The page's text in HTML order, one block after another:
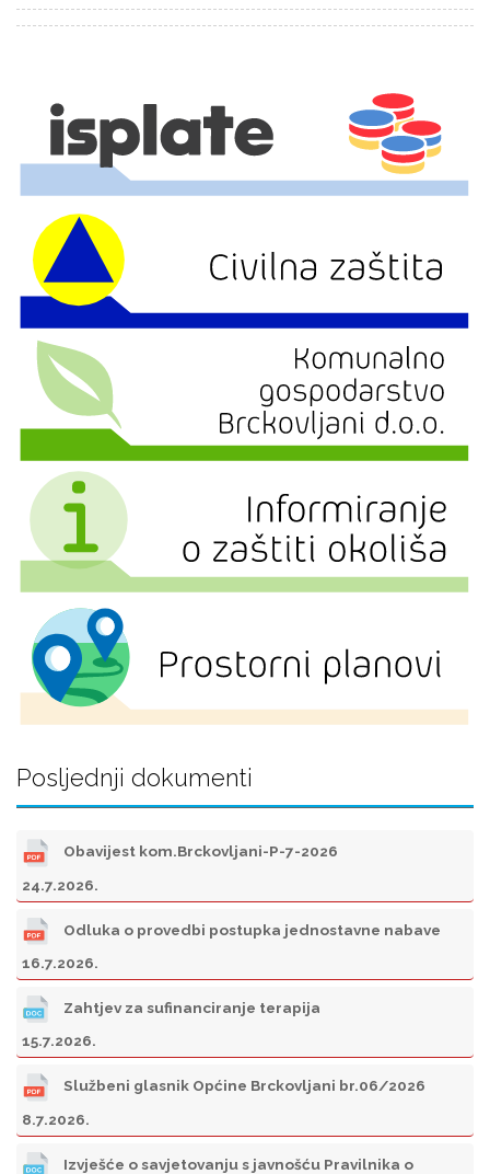
Posljednji dokumenti
Obavijest kom.Brckovljani-P-7-2026
24.7.2026.
Odluka o provedbi postupka jednostavne nabave
16.7.2026.
Zahtjev za sufinanciranje terapija
15.7.2026.
Službeni glasnik Općine Brckovljani br.06/2026
8.7.2026.
Izvješće o savjetovanju s javnošću Pravilnika o